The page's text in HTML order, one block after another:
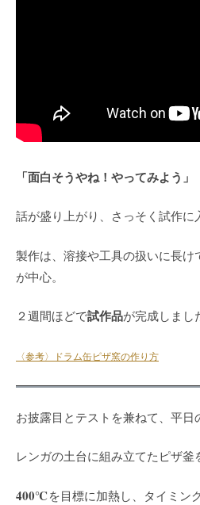
「面白そうやね！やってみよう」
話が盛り上がり、さっそく試作に
製作は、溶接や工具の扱いに長け
が中心。
２週間ほどで試作品が完成しまし
〈参考〉ドラム缶ピザ窯の作り方
お披露目とテストを兼ねて、平日
レンガの土台に組み立てたピザ釜
400℃ を目標に加熱し、タイミン